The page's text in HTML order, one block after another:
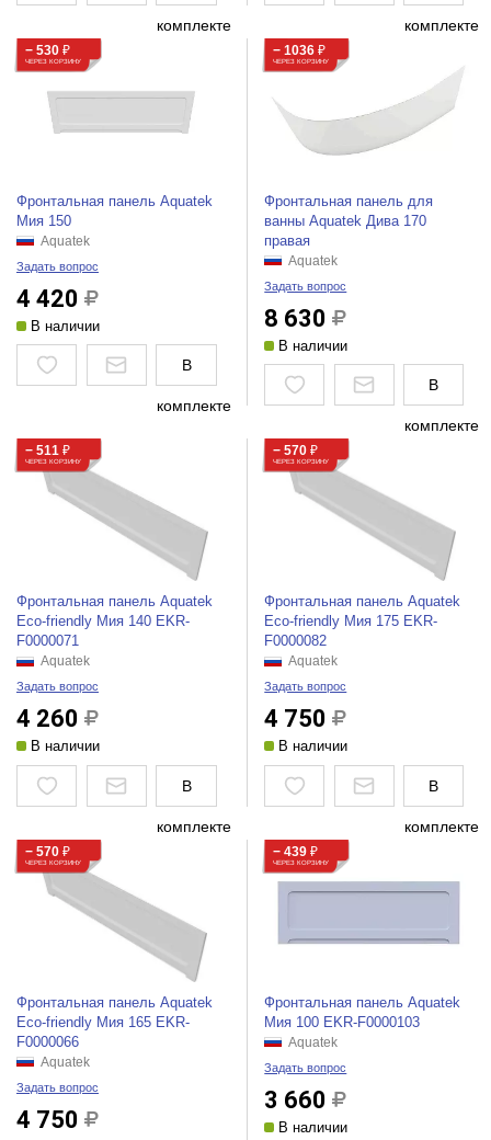
комплекте комплекте
− 530 ₽
ЧЕРЕЗ КОРЗИНУ
Фронтальная панель Aquatek
Мия 150
Aquatek
Задать вопрос
4 420
В наличии
В
комплекте
− 1036 ₽
ЧЕРЕЗ КОРЗИНУ
Фронтальная панель для
ванны Aquatek Дива 170
правая
Aquatek
Задать вопрос
8 630
В наличии
В
комплекте
− 511 ₽
ЧЕРЕЗ КОРЗИНУ
Фронтальная панель Aquatek
Eco-friendly Мия 140 EKR-
F0000071
Aquatek
Задать вопрос
4 260
В наличии
В
комплекте
− 570 ₽
ЧЕРЕЗ КОРЗИНУ
Фронтальная панель Aquatek
Eco-friendly Мия 175 EKR-
F0000082
Aquatek
Задать вопрос
4 750
В наличии
В
комплекте
− 570 ₽
ЧЕРЕЗ КОРЗИНУ
Фронтальная панель Aquatek
Eco-friendly Мия 165 EKR-
F0000066
Aquatek
Задать вопрос
4 750
− 439 ₽
ЧЕРЕЗ КОРЗИНУ
Фронтальная панель Aquatek
Мия 100 EKR-F0000103
Aquatek
Задать вопрос
3 660
В наличии